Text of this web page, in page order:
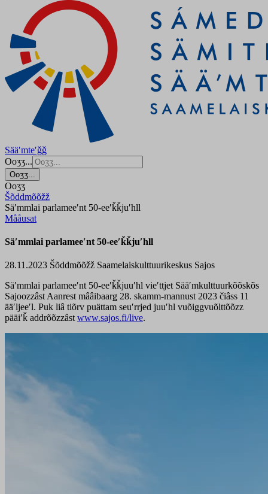
Sääʹmteʹǧǧ
Ooʒʒ...
Ooʒʒ...
Ooʒʒ
Šõddmõõžž
Säʹmmlai parlameeʹnt 50-eeʹǩǩjuʹhll
Mååusat
Säʹmmlai parlameeʹnt 50-eeʹǩǩjuʹhll
28.11.2023 Šõddmõõžž Saamelaiskulttuurikeskus Sajos
Säʹmmlai parlameeʹnt 50-eeʹǩǩjuuʹhl vieʹttjet Sääʹmkulttuurkõõskõs
Sajoozzâst Aanrest mââibaarǥ 28. skamm-mannust 2023 čiâss 11
ääʹljeeʹl. Puk liâ tiõrv puättam seuʹrrjed juuʹhl vuõiggvuõlttõõzz
pääiʹǩ addrõõzzâst www.sajos.fi/live.